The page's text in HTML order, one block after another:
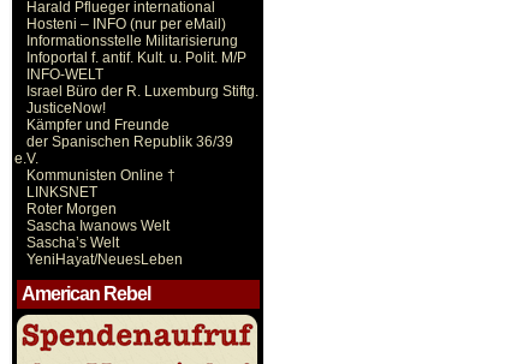
Harald Pflueger international
Hosteni – INFO (nur per eMail)
Informationsstelle Militarisierung
Infoportal f. antif. Kult. u. Polit. M/P
INFO-WELT
Israel Büro der R. Luxemburg Stiftg.
JusticeNow!
Kämpfer und Freunde
der Spanischen Republik 36/39
e.V.
Kommunisten Online †
LINKSNET
Roter Morgen
Sascha Iwanows Welt
Sascha’s Welt
YeniHayat/NeuesLeben
American Rebel